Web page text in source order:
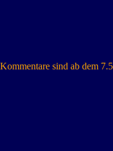
Kommentare sind ab dem